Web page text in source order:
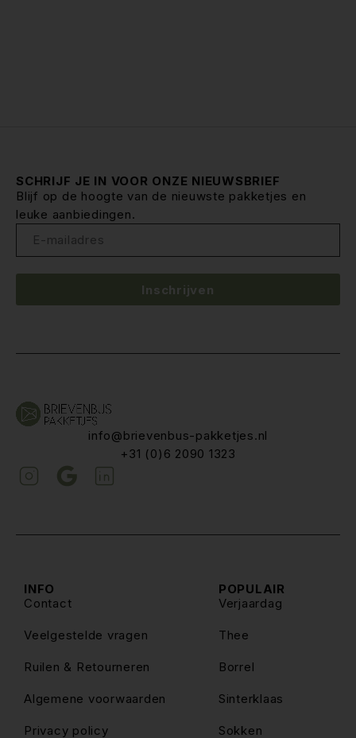
info@brievenbus-pakketjes.nl
+31 (0)6 2090 1323
POPULAIR
Verjaardag
Thee
Borrel
Sinterklaas
Sokken
INFO
Contact
Veelgestelde vragen
Ruilen & Retourneren
Algemene voorwaarden
Privacy policy
SCHRIJF JE IN VOOR ONZE NIEUWSBRIEF
Blijf op de hoogte van de nieuwste pakketjes en
leuke aanbiedingen.
Inschrijven